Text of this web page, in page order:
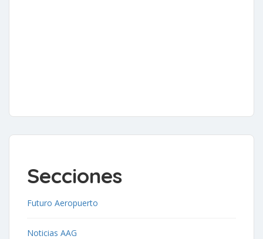
Secciones
Futuro Aeropuerto
Noticias AAG